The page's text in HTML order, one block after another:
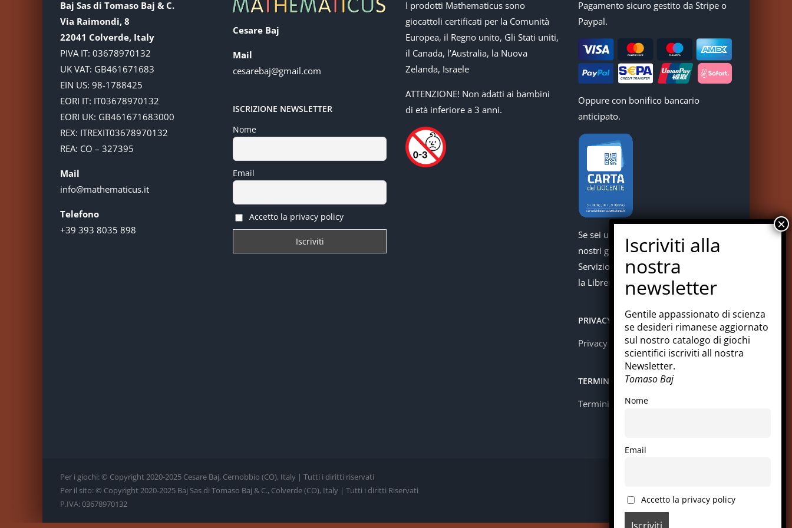
Baj Sas di Tomaso Baj & C.
Via Raimondi, 8
22041 Colverde, Italy
PIVA IT: 03678970132
UK VAT: GB461671683
EIN US: 98-1788425
EORI IT: IT03678970132
EORI UK: GB461671683000
REX: ITREXIT03678970132
REA: CO – 327395
Mail
info@mathematicus.it
Telefono
+39 393 8035 898
Cesare Baj
Mail
cesarebaj@gmail.com
ISCRIZIONE NEWSLETTER
Nome
Email
Accetto la privacy policy
I prodotti Mathematicus sono
giocattoli certificati per la Comunità
Europea, il Regno unito, Gli Stati uniti,
il Canada, l’Australia, la Nuova
Zelanda, Israele
ATTENZIONE! Non adatti ai bambini
di età inferiore a 3 anni.
Pagamento sicuro gestito da Stripe o
Paypal.
Oppure con bonifico bancario
anticipato.
Se sei un docente puoi acquistare i
nostri giochi con la carta del docente.
Servizio offerto in collaborazione con
la Libreria Colosi di Messina.
PRIVACY
Privacy policy
TERMINI E CONDIZIONI
Termini e condizioni
Per i giochi: © Copyright 2020-2025 Cesare Baj, Cernobbio (CO), Italy | Tutti i diritti riservati
Per il sito: © Copyright 2020-2025 Baj Sas di Tomaso Baj & C., Colverde (CO), Italy | Tutti i diritti Riservati
P.IVA: 03678970132
Gentile appassionato di scienza
se desideri rimanese aggiornato
sul nostro catalogo di giochi
scientifici iscriviti all nostra
Newsletter.
Tomaso Baj
Nome
Email
Accetto la privacy policy